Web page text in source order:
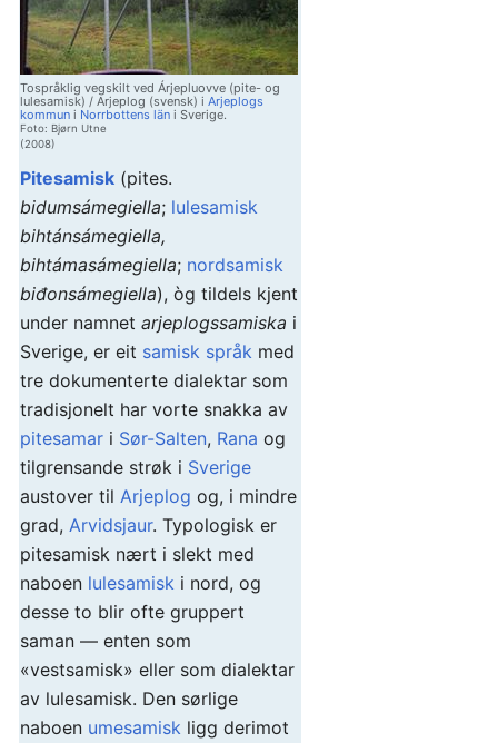
Tospråklig vegskilt ved Árjepluovve (pite- og
lulesamisk) / Arjeplog (svensk) i Arjeplogs
kommun i Norrbottens län i Sverige.
Foto: Bjørn Utne
(2008)
Pitesamisk (pites.
bidumsámegiella; lulesamisk
bihtánsámegiella,
bihtámasámegiella; nordsamisk
biđonsámegiella), òg tildels kjent
under namnet arjeplogssamiska i
Sverige, er eit samisk språk med
tre dokumenterte dialektar som
tradisjonelt har vorte snakka av
pitesamar i Sør-Salten, Rana og
tilgrensande strøk i Sverige
austover til Arjeplog og, i mindre
grad, Arvidsjaur. Typologisk er
pitesamisk nært i slekt med
naboen lulesamisk i nord, og
desse to blir ofte gruppert
saman — enten som
«vestsamisk» eller som dialektar
av lulesamisk. Den sørlige
naboen umesamisk ligg derimot